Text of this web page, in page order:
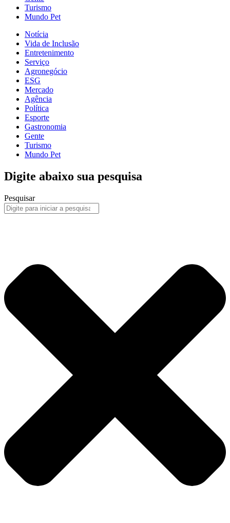
Turismo
Mundo Pet
Notícia
Vida de Inclusão
Entretenimento
Serviço
Agronegócio
ESG
Mercado
Agência
Política
Esporte
Gastronomia
Gente
Turismo
Mundo Pet
Digite abaixo sua pesquisa
Pesquisar